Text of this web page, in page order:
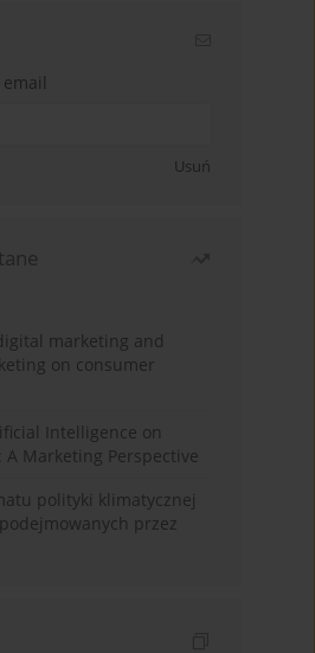
Usuń
marketing and
on consumer
Intelligence on
Marketing Perspective
polityki klimatycznej
przez